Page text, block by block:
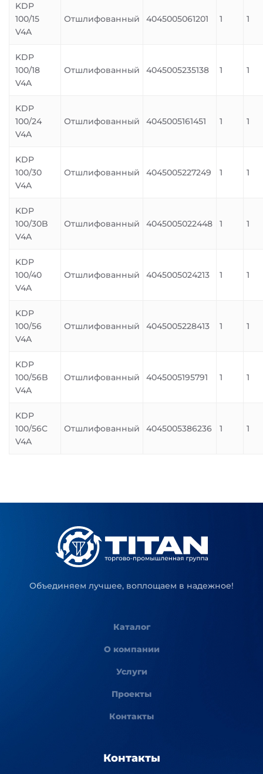
KDP
100/15
V4A
Отшлифованный 4045005061201 1 1
KDP
100/18
V4A
Отшлифованный 4045005235138 1 1
KDP
100/24
V4A
Отшлифованный 4045005161451 1 1
KDP
100/30
V4A
Отшлифованный 4045005227249 1 1
KDP
100/30B
V4A
Отшлифованный 4045005022448 1 1
KDP
100/40
V4A
Отшлифованный 4045005024213 1 1
KDP
100/56
V4A
Отшлифованный 4045005228413 1 1
KDP
100/56B
V4A
Отшлифованный 4045005195791 1 1
KDP
100/56C
V4A
Отшлифованный 4045005386236 1 1
Объединяем лучшее, воплощаем в надежное!
Каталог
О компании
Услуги
Проекты
Контакты
Контакты